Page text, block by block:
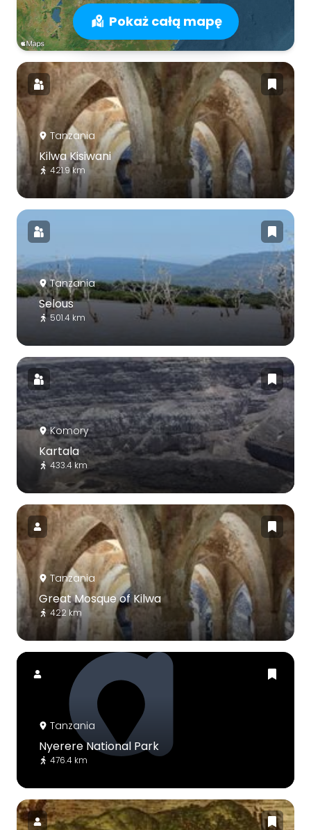
Pokaż całą mapę
Tanzania
Kilwa Kisiwani
421.9 km
Tanzania
Selous
501.4 km
Komory
Kartala
433.4 km
Tanzania
Great Mosque of Kilwa
422 km
Tanzania
Nyerere National Park
476.4 km